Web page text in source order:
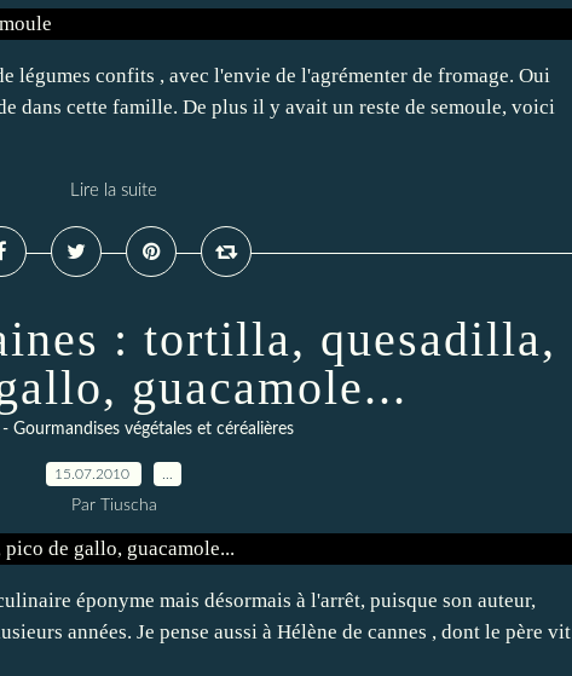
légumes confits , avec l'envie de l'agrémenter de fromage. Oui
dans cette famille. De plus il y avait un reste de semoule, voici
Lire la suite
: tortilla, quesadilla,
guacamole...
- Gourmandises végétales et céréalières
15.07.2010
Par Tiuscha
éponyme mais désormais à l'arrêt, puisque son auteur,
années. Je pense aussi à Hélène de cannes , dont le père vit